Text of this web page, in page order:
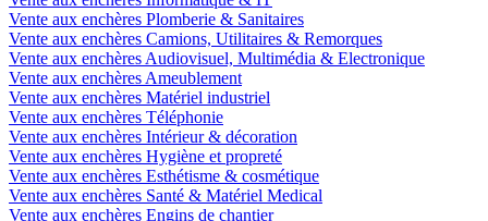
Vente aux enchères Plomberie & Sanitaires
Vente aux enchères Camions, Utilitaires & Remorques
Vente aux enchères Audiovisuel, Multimédia & Electronique
Vente aux enchères Ameublement
Vente aux enchères Matériel industriel
Vente aux enchères Téléphonie
Vente aux enchères Intérieur & décoration
Vente aux enchères Hygiène et propreté
Vente aux enchères Esthétisme & cosmétique
Vente aux enchères Santé & Matériel Medical
Vente aux enchères Engins de chantier